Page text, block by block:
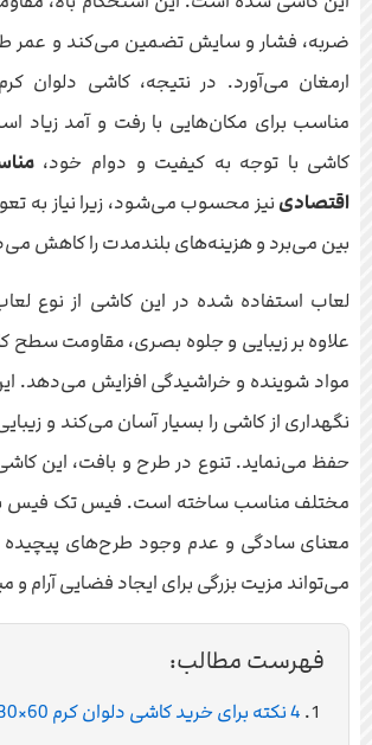
ضربه، فشار و سایش تضمین می‌کند و عمر
مناسب برای مکان‌هایی با رفت و آمد زیاد
کاشی با توجه به کیفیت و دوام خود،
اقتصادی نیز محسوب می‌شود، زیرا نیاز به
بین می‌برد و هزینه‌های بلندمدت را کاهش
لعاب استفاده شده در این کاشی از نوع
علاوه بر زیبایی و جلوه بصری، مقاومت سطح
مواد شوینده و خراشیدگی افزایش می‌دهد.
نگهداری از کاشی را بسیار آسان می‌کند و
حفظ می‌نماید. تنوع در طرح و بافت، این کاشی
مختلف مناسب ساخته است. فیس تک فیس
معنای سادگی و عدم وجود طرح‌های
می‌تواند مزیت بزرگی برای ایجاد فضایی آرام و
فهرست مطالب:
4 نکته برای خرید کاشی دلوان کرم 60×30